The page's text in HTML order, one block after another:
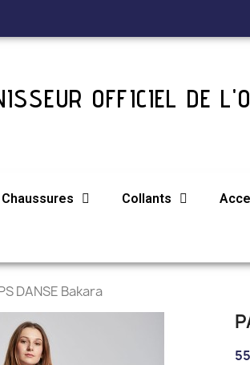
OFFICIEL DE
Chaussures Collants
DANSE Bakara